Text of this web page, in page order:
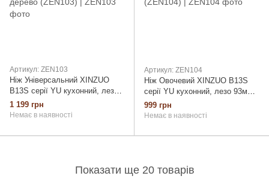
Артикул: ZEN103
Ніж Універсальний XINZUO
B13S серії YU кухонний, лезо
133мм, німецька нержавіюча
сталь 1.4116, 56-58HRC,
1 199 грн
Немає в наявності
Артикул: ZEN104
Ніж Овочевий XINZUO B13S
серії YU кухонний, лезо 93мм,
німецька нержавіюча сталь
1.4116, 56-58HRC, ебенове
999 грн
Немає в наявності
Показати ще 20 товарів